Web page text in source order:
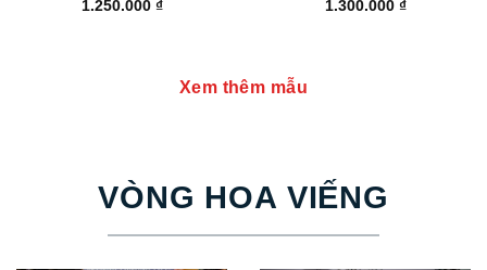
1.250.000 ₫
1.300.000 ₫
Xem thêm mẫu
VÒNG HOA VIẾNG